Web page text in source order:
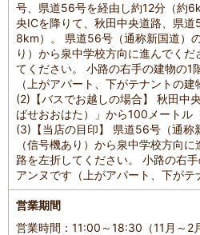
号、県道56号を経由し約12分（約
央ICを降りて、秋田中央道路、県
8km）。 県道56号（通称新国道）
り）から泉中学校方向に進んでく
てください。 小路の右手の建物の1
（上がアパート、下がテナントの建
(2)【バスでお越しの場合】 秋田中
ばせおおはた）」から100メートル
(3)【当店の目印】 県道56号（通称
（信号機あり）から泉中学校方向
路を左折してください。 小路の右
アンヌです（上がアパート、下がテ
営業期間
営業時間：11:00～18:30（11月～2